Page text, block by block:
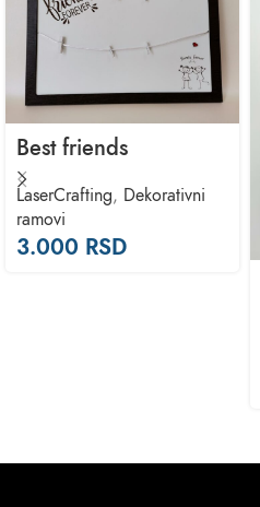
Best friends
LaserCrafting, Dekorativni
ramovi
3.000 RSD